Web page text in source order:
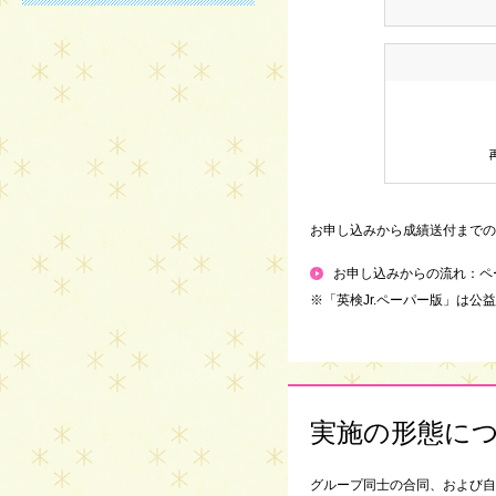
お申し込みから成績送付まで
お申し込みからの流れ：
※「英検Jr.ペーパー版」は公
実施の形態に
グループ同士の合同、および